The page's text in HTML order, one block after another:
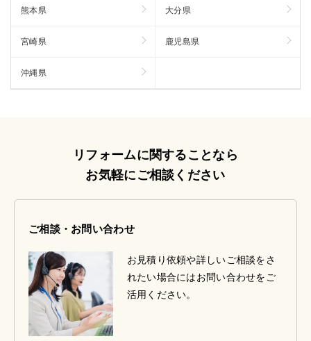
熊本県 大分県
宮崎県 鹿児島県
沖縄県
リフォームに関することなら
お気軽にご相談ください
ご相談・お問い合わせ
お見積り依頼や詳しいご相談をさ
れたい場合にはお問い合わせをご
活用ください。